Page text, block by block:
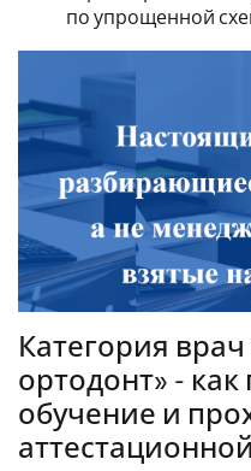
по упрощенной
Категория
ортодонт» - как
обучение и